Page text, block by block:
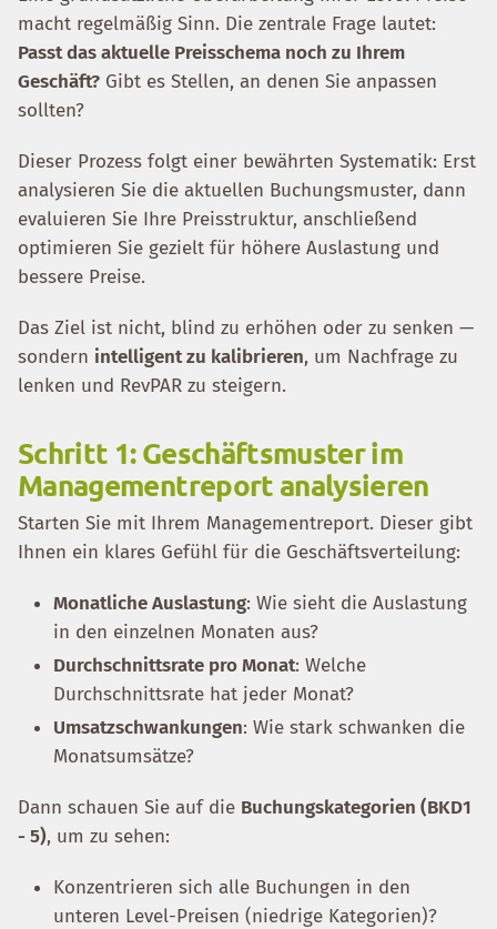
macht regelmäßig Sinn. Die zentrale Frage lautet:
Passt das aktuelle Preisschema noch zu Ihrem
Geschäft? Gibt es Stellen, an denen Sie anpassen
sollten?
Dieser Prozess folgt einer bewährten Systematik: Erst
analysieren Sie die aktuellen Buchungsmuster, dann
evaluieren Sie Ihre Preisstruktur, anschließend
optimieren Sie gezielt für höhere Auslastung und
bessere Preise.
Das Ziel ist nicht, blind zu erhöhen oder zu senken —
sondern intelligent zu kalibrieren, um Nachfrage zu
lenken und RevPAR zu steigern.
Schritt 1: Geschäftsmuster im
Managementreport analysieren
Starten Sie mit Ihrem Managementreport. Dieser gibt
Ihnen ein klares Gefühl für die Geschäftsverteilung:
Monatliche Auslastung: Wie sieht die Auslastung
in den einzelnen Monaten aus?
Durchschnittsrate pro Monat: Welche
Durchschnittsrate hat jeder Monat?
Umsatzschwankungen: Wie stark schwanken die
Monatsumsätze?
Dann schauen Sie auf die Buchungskategorien (BKD1
- 5), um zu sehen:
Konzentrieren sich alle Buchungen in den
unteren Level-Preisen (niedrige Kategorien)?